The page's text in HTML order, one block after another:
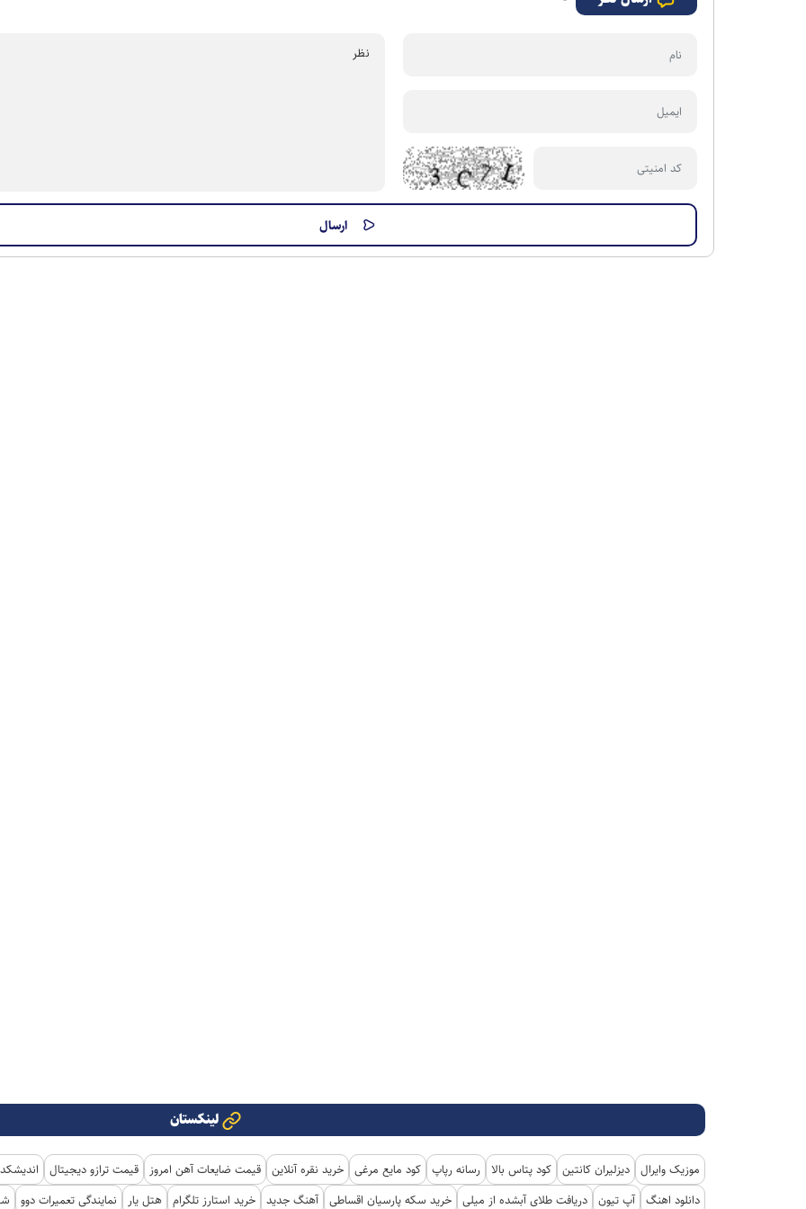
لینکستان
موزیک وایرال دیزلیران کانتین کود پتاس بالا رسانه رپاپ کود مایع مرغی خرید نقره آنلاین قیمت ضایعات آهن امروز قیمت ترازو دیجیتال
دانلود اهنگ آپ تیون دریافت طلای آبشده از میلی خرید سکه پارسیان اقساطی آهنگ جدید خرید استارز تلگرام هتل یار نمایندگی تعمیرات دوو